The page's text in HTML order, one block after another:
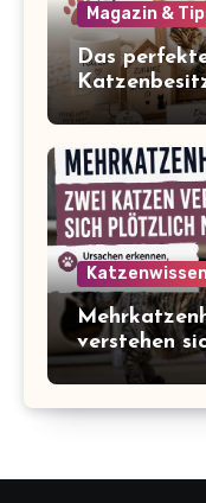
Magazin &
Das
verstehen